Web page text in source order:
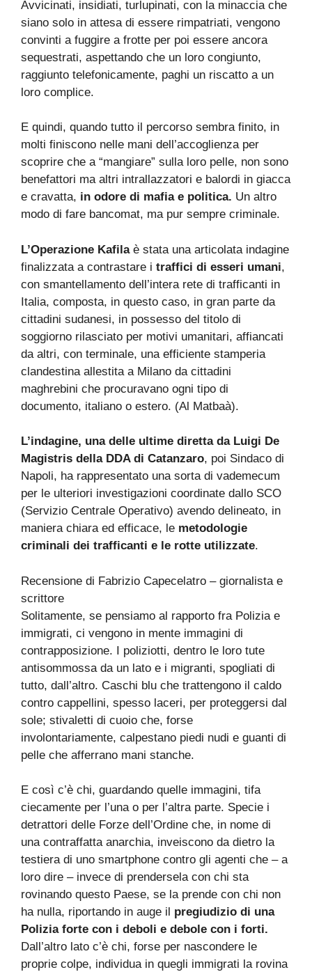
Avvicinati, insidiati, turlupinati, con la minaccia che
siano solo in attesa di essere rimpatriati, vengono
convinti a fuggire a frotte per poi essere ancora
sequestrati, aspettando che un loro congiunto,
raggiunto telefonicamente, paghi un riscatto a un
loro complice.
E quindi, quando tutto il percorso sembra finito, in
molti finiscono nelle mani dell’accoglienza per
scoprire che a “mangiare” sulla loro pelle, non sono
benefattori ma altri intrallazzatori e balordi in giacca
e cravatta, in odore di mafia e politica. Un altro
modo di fare bancomat, ma pur sempre criminale.
L’Operazione Kafilaè stata una articolata indagine
finalizzata a contrastare i traffici di esseri umani,
con smantellamento dell’intera rete di trafficanti in
Italia, composta, in questo caso, in gran parte da
cittadini sudanesi, in possesso del titolo di
soggiorno rilasciato per motivi umanitari, affiancati
da altri, con terminale, una efficiente stamperia
clandestina allestita a Milano da cittadini
maghrebini che procuravano ogni tipo di
documento, italiano o estero. (Al Matbaà).
L’indagine, una delle ultime diretta da Luigi De
Magistris della DDA di Catanzaro, poi Sindaco di
Napoli, ha rappresentato una sorta di vademecum
per le ulteriori investigazioni coordinate dallo SCO
(Servizio Centrale Operativo) avendo delineato, in
maniera chiara ed efficace, le metodologie
criminali dei trafficanti e le rotte utilizzate.
Recensione di Fabrizio Capecelatro – giornalista e
scrittore
Solitamente, se pensiamo al rapporto fra Polizia e
immigrati, ci vengono in mente immagini di
contrapposizione. I poliziotti, dentro le loro tute
antisommossa da un lato e i migranti, spogliati di
tutto, dall’altro. Caschi blu che trattengono il caldo
contro cappellini, spesso laceri, per proteggersi dal
sole; stivaletti di cuoio che, forse
involontariamente, calpestano piedi nudi e guanti di
pelle che afferrano mani stanche.
E così c’è chi, guardando quelle immagini, tifa
ciecamente per l’una o per l’altra parte. Specie i
detrattori delle Forze dell’Ordine che, in nome di
una contraffatta anarchia, inveiscono da dietro la
testiera di uno smartphone contro gli agenti che – a
loro dire – invece di prendersela con chi sta
rovinando questo Paese, se la prende con chi non
ha nulla, riportando in auge il pregiudizio di una
Polizia forte con i deboli e debole con i forti.
Dall’altro lato c’è chi, forse per nascondere le
proprie colpe, individua in quegli immigrati la rovina